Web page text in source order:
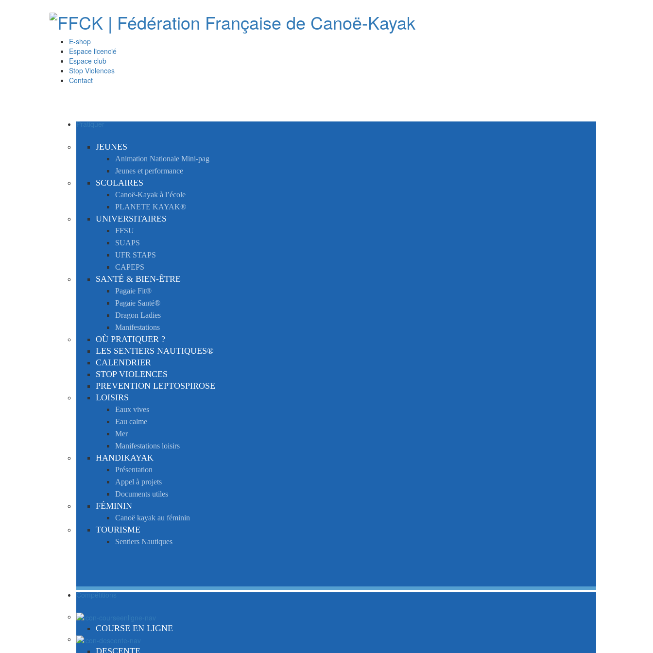
E-shop
Espace licencié
Espace club
Stop Violences
Contact
Pratiquer
JEUNES
Animation Nationale Mini-pag
Jeunes et performance
SCOLAIRES
Canoë-Kayak à l’école
PLANETE KAYAK®
UNIVERSITAIRES
FFSU
SUAPS
UFR STAPS
CAPEPS
SANTÉ & BIEN-ÊTRE
Pagaie Fit®
Pagaie Santé®
Dragon Ladies
Manifestations
OÙ PRATIQUER ?
LES SENTIERS NAUTIQUES®
CALENDRIER
STOP VIOLENCES
PREVENTION LEPTOSPIROSE
LOISIRS
Eaux vives
Eau calme
Mer
Manifestations loisirs
HANDIKAYAK
Présentation
Appel à projets
Documents utiles
FÉMININ
Canoë kayak au féminin
TOURISME
Sentiers Nautiques
Compétitions
COURSE EN LIGNE
DESCENTE